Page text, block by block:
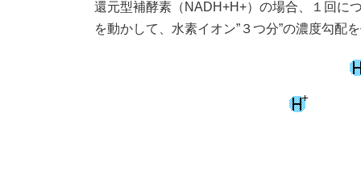
還元型補酵素（NADH+H+）の場合、１回に
を動かして、水素イオン”３つ分”の濃度勾配